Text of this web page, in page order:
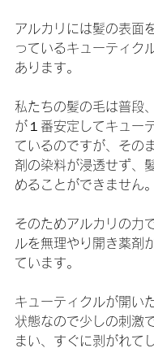
アルカリには髪の表面
っているキューティク
あります。
私たちの髪の毛は普段
が１番安定してキュー
ているのですが、その
剤の染料が浸透せず、
めることができません。
そのためアルカリの力
ルを無理やり開き薬剤
ています。
キューティクルが開い
状態なので少しの刺激
まい、すぐに剥がれて